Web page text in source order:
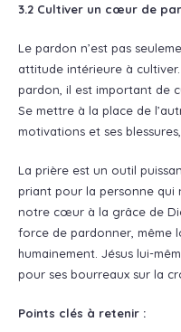
3.2 Cultiver un cœur de
Le pardon n’est pas
attitude intérieure à
pardon, il est important de
Se mettre à la place de
motivations et ses
La prière est un outil
priant pour la personne qui
notre cœur à la grâce de
force de pardonner, même
humainement. Jésus lui-
pour ses bourreaux sur la
Points clés à retenir :